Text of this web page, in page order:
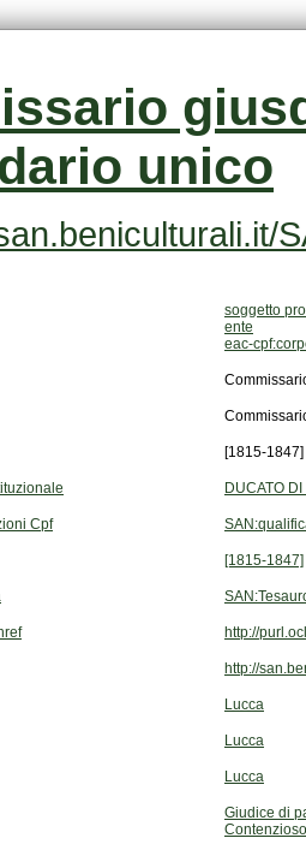
unico
soggetto
ente
eac-
[1815-1847]
DUCATO
Cpf
[1815-1847]
http://
http://
Lucca
Lucca
Lucca
Giudice di